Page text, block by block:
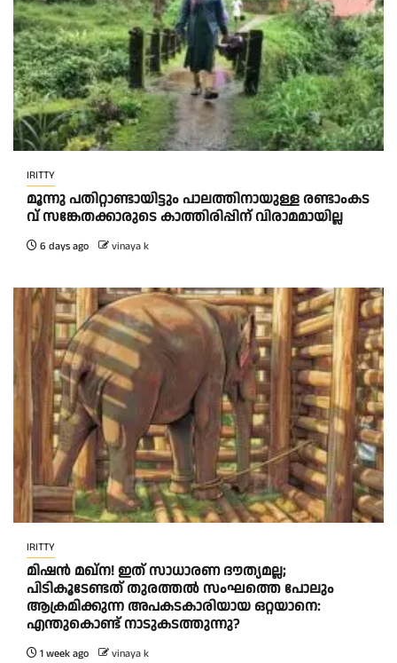
IRITTY
മൂ​ന്നു പ​തി​റ്റാ​ണ്ടാ​യി​ട്ടും പാ​ല​ത്തി​നാ​യു​ള്ള ര​ണ്ടാംക​ട​
വ് സ​ങ്കേ​ത​ക്കാ​രു​ടെ കാ​ത്തി​രി​പ്പി​ന് വി​രാ​മ​മാ​യി​ല്ല
6 days ago vinaya k
IRITTY
മിഷൻ മഖ്ന! ഇത് സാധാരണ ദൗത്യമല്ല;
പിടികൂടേണ്ടത് തുരത്തൽ സംഘത്തെ പോലും
ആക്രമിക്കുന്ന അപകടകാരിയായ ഒറ്റയാനെ:
എന്തുകൊണ്ട് നാടുകടത്തുന്നു?
1 week ago vinaya k